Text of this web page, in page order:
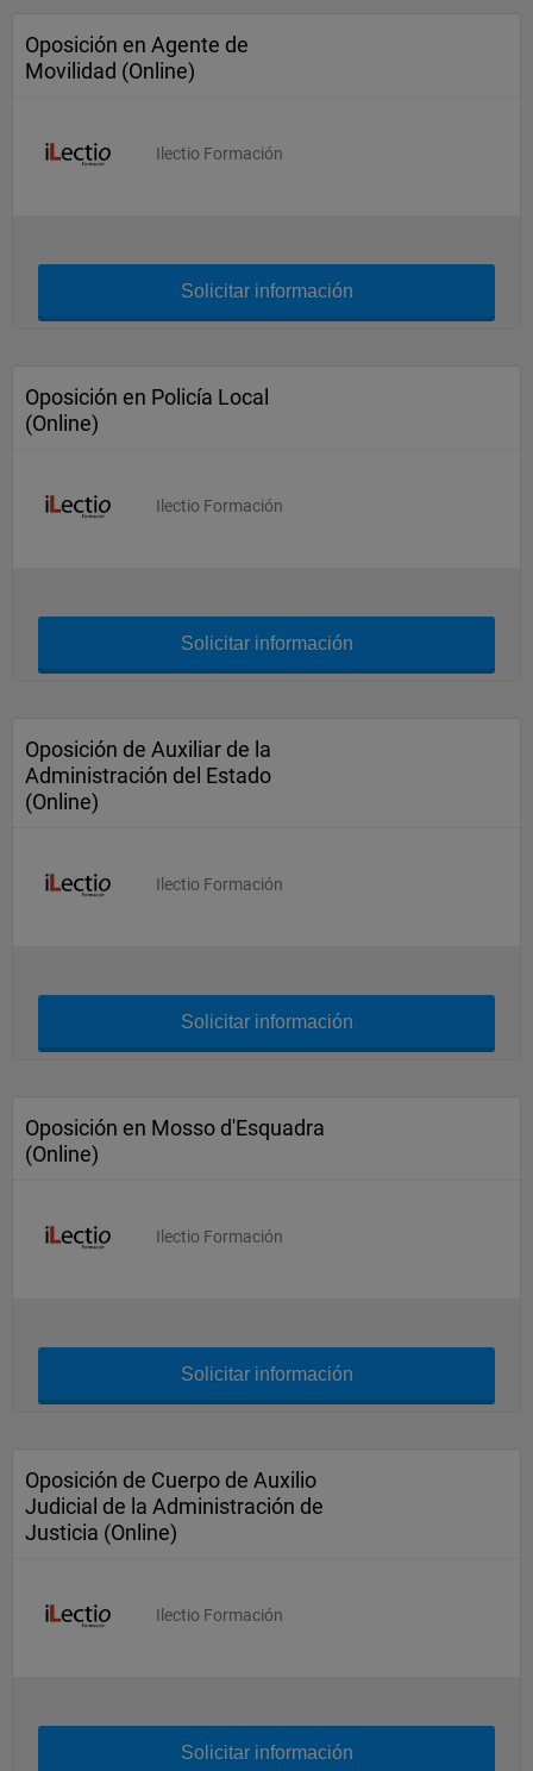
Oposición en Agente de
Movilidad (Online)
Ilectio Formación
Solicitar información
Oposición en Policía Local
(Online)
Ilectio Formación
Solicitar información
Oposición de Auxiliar de la
Administración del Estado
(Online)
Ilectio Formación
Solicitar información
Oposición en Mosso d'Esquadra
(Online)
Ilectio Formación
Solicitar información
Oposición de Cuerpo de Auxilio
Judicial de la Administración de
Justicia (Online)
Ilectio Formación
Solicitar información